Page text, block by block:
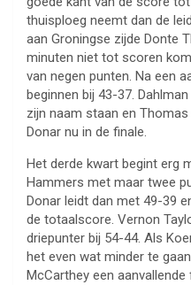
thuisploeg neemt dan de
aan Groningse zijde Donte
minuten niet tot scoren
van negen punten. Na een
beginnen bij 43-37.
zijn naam staan en
Donar nu in de finale.
Het derde kwart begint erg
Hammers met maar twee
Donar leidt dan met 49-39
de totaalscore. Vernon
driepunter bij 54-44. Als
het even wat minder te
McCarthey een